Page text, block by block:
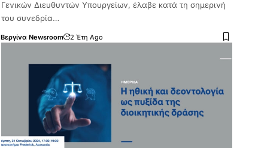
Γενικών Διευθυντών Υπουργείων, έλαβε κατά τη σημερινή
του συνεδρία…
Βεργίνα Newsroom 2 Έτη Ago